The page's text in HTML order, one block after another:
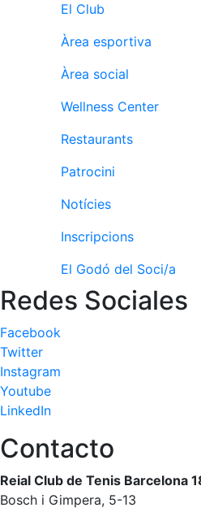
Jocs de taula
Penyes del
Center
Servei de
personals
dirigides
Piscina
Normativa
Restaurants
Restaurant
L'Snack
Chill Out
Bar
Piscina
El Club
Àrea esportiva
Àrea social
Wellness Center
Restaurants
Patrocini
Notícies
Inscripcions
El Godó del Soci/a
Redes Sociales
Facebook
Twitter
Instagram
Youtube
LinkedIn
Contacto
Reial Club de Tenis Barcelona
Bosch i Gimpera, 5-13